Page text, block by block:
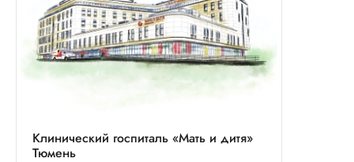
Клинический госпиталь «Мать и дитя»
Тюмень